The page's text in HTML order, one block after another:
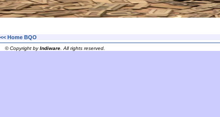
<< Home BQO
© Copyright byIndiware . All rights reserved.